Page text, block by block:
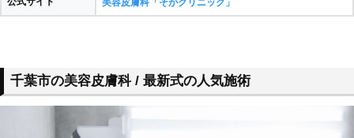
千葉市の美容皮膚科 / 最新式の人気施術